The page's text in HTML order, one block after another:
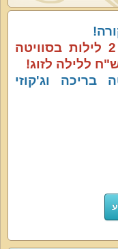
באמצ"ש - בהזמנת מינימום 2 לילות בסוויטה
וג'קוזי